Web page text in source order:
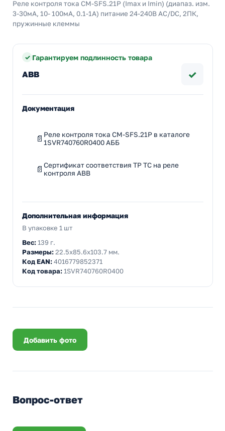
Реле контроля тока CM-SFS.21P (Imax и Imin) (диапаз. изм.
3-30мА, 10- 100мA, 0.1-1A) питание 24-240В AC/DC, 2ПК,
пружинные клеммы
Гарантируем подлинность товара
ABB ✓
Документация
Реле контроля тока CM-SFS.21P в каталоге
1SVR740760R0400 АББ
Сертификат соответствия ТР ТС на реле
контроля ABB
Дополнительная информация
В упаковке 1 шт
Вес:139 г.
Размеры:22.5x85.6x103.7 мм.
Код EAN:4016779852371
Код товара:1SVR740760R0400
Добавить фото
Вопрос-ответ